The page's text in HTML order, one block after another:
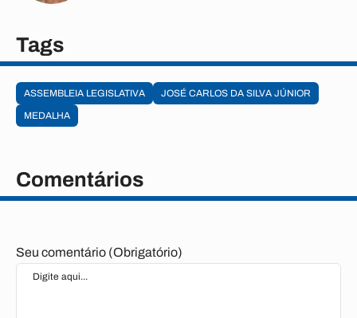
Tags
ASSEMBLEIA LEGISLATIVA
JOSÉ CARLOS DA SILVA JÚNIOR
MEDALHA
Comentários
Seu comentário (Obrigatório)